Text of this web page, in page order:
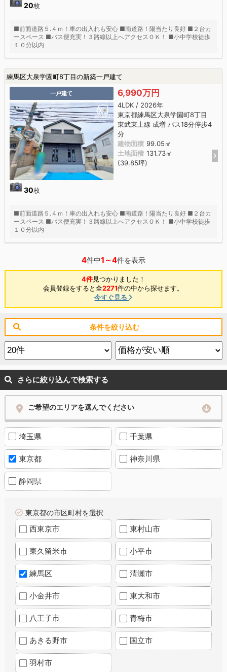
20枚
■前面道路５.４ｍ！車の出入れも安心 ■南道路！陽当たり良好 ■２台カ
ースペース ■バス便充実！３路線以上へアクセスＯＫ！ ■小中学校徒歩
１０分以内
練馬区大泉学園町8丁目の新築一戸建て
一戸建て
30枚
6,990万円
4LDK / 2026年
東京都練馬区大泉学園町8丁目
東武東上線 成増 バス18分停歩4
分
建物面積 99.05㎡
土地面積 131.73㎡
(39.85坪)
■前面道路５.４ｍ！車の出入れも安心 ■南道路！陽当たり良好 ■２台カ
ースペース ■バス便充実！３路線以上へアクセスＯＫ！ ■小中学校徒歩
１０分以内
4件中1～4件を表示
4件見つかりました！
会員登録をすると全2271件の中から探せます。
今すぐ見る
条件を絞り込む
さらに絞り込んで検索する
ご希望のエリアを選んでください
埼玉県 千葉県
東京都 神奈川県
静岡県
東京都の市区町村を選択
西東京市 東村山市
東久留米市 小平市
練馬区 清瀬市
小金井市 東大和市
八王子市 青梅市
あきる野市 国立市
羽村市